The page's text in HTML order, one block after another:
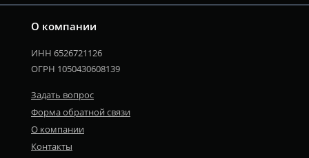
О компании
ИНН 6526721126
ОГРН 1050430608139
Задать вопрос
Форма обратной связи
О компании
Контакты